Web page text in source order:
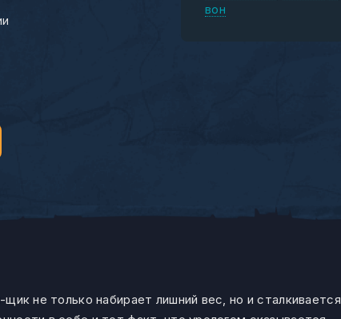
вон
не только набирает лишний вес, но и сталкивается